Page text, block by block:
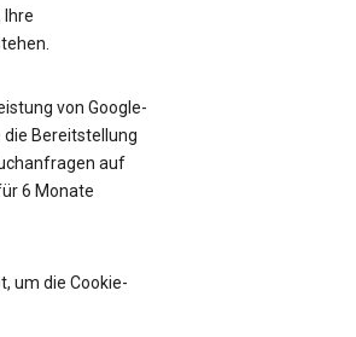
Ihre
von Google-
die Bereitstellung
auf
6 Monate
um die Cookie-